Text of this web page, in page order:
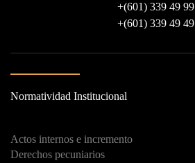
+(601) 339 49 99
+(601) 339 49 49
Normatividad Institucional
Actos internos e incremento
Derechos pecuniarios